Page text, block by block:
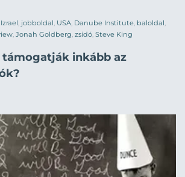
Izrael, jobboldal, USA, Danube Institute, baloldal,
, Jonah Goldberg, zsidó, Steve King
inkább az